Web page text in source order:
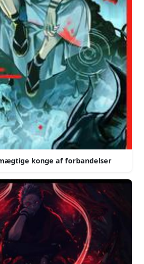
konge af forbandelser